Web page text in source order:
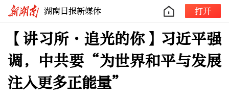
湖南日报新媒体 打开
【讲习所·追光的你】习近平强
调，中共要“为世界和平与发展
注入更多正能量”